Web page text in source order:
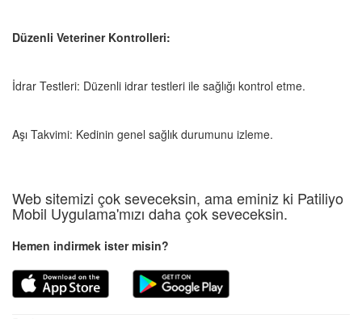
Düzenli Veteriner Kontrolleri:
İdrar Testleri: Düzenli idrar testleri ile sağlığı kontrol etme.
Aşı Takvimi: Kedinin genel sağlık durumunu izleme.
Web sitemizi çok seveceksin, ama eminiz ki Patiliyo
Mobil Uygulama'mızı daha çok seveceksin.
Hemen indirmek ister misin?